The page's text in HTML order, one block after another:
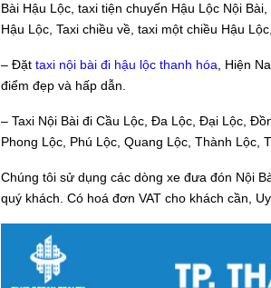
Bài Hậu Lộc, taxi tiện chuyến Hậu Lộc Nội
Hậu Lộc, Taxi chiều về, taxi một chiều Hậu
– Đặt taxi nội bài đi hậu lộc thanh hóa , Hiện
điểm đẹp và hấp dẫn.
– Taxi Nội Bài đi Cầu Lộc, Đa Lộc, Đại Lộc,
Phong Lộc, Phú Lộc, Quang Lộc, Thành Lộc,
Chúng tôi sử dụng các dòng xe đưa đón Nội
quý khách. Có hoá đơn VAT cho khách cần,